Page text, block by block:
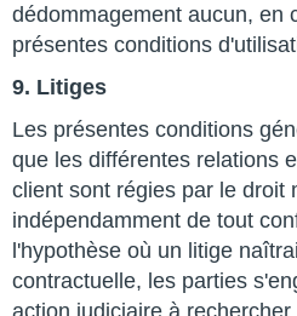
dédommagement aucun, en
présentes conditions
9. Litiges
Les présentes conditions
que les différentes relations
client sont régies par le droit
indépendamment de tout
l'hypothèse où un litige
contractuelle, les parties